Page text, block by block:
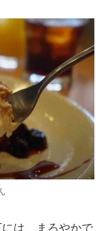
は、まろやかで